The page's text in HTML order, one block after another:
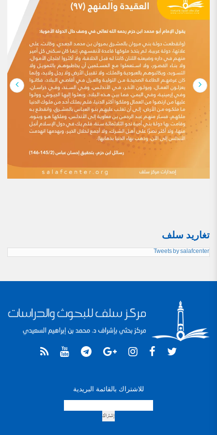
تغاريد سلف
Tweets by salafcenter
للاشتراك بالقائمة البريدية